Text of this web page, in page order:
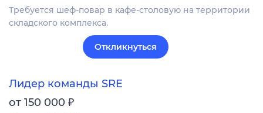
Требуется шеф-повар в кафе-столовую на территории
складского комплекса.
Откликнуться
Лидер команды SRE
от 150 000 ₽